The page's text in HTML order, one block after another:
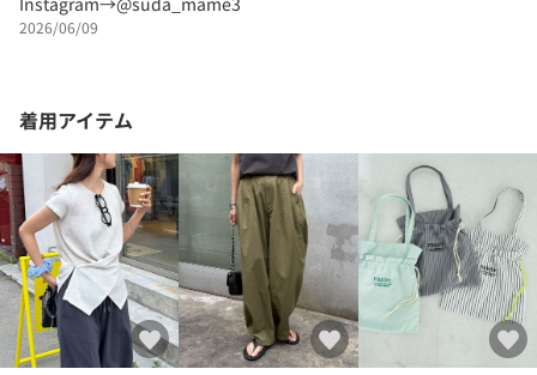
2026/06/09
着用アイテム